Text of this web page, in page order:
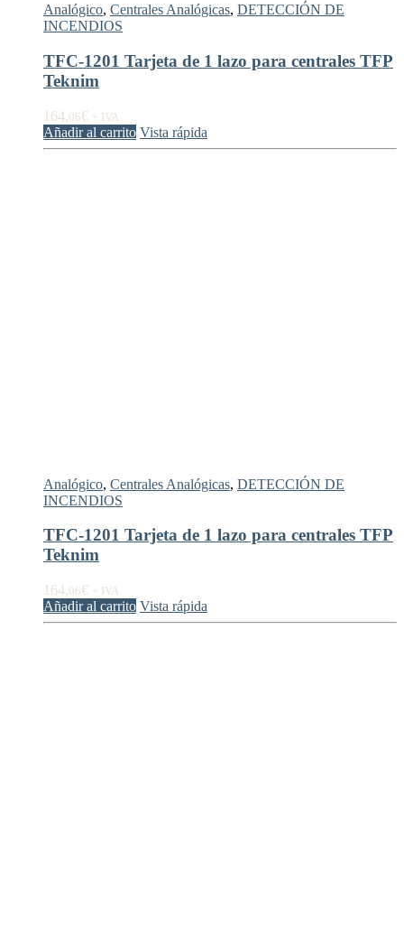
Analógico, Centrales Analógicas, DETECCIÓN DE
INCENDIOS
TFC-1201 Tarjeta de 1 lazo para centrales TFP
Teknim
164,06€ + IVA
Añadir al carrito Vista rápida
Analógico, Centrales Analógicas, DETECCIÓN DE
INCENDIOS
TFC-1201 Tarjeta de 1 lazo para centrales TFP
Teknim
164,06€ + IVA
Añadir al carrito Vista rápida